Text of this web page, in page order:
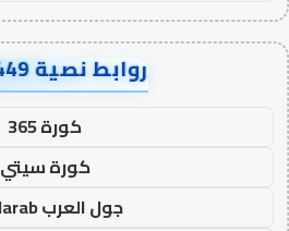
روابط نصية AA67449
كورة 365
كورة سيتي
جول العرب goalarab